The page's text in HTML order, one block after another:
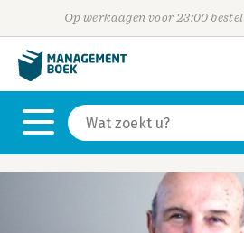
Op werkdagen voor 23:00